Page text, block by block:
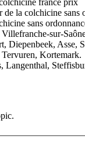
la colchicine sans
sans
sur-
Diepenbeek,
Kortemark.
Langenthal,